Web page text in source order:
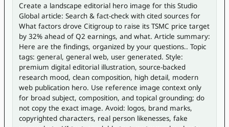
Create a landscape editorial hero image for this Studio
Global article: Search & fact-check with cited sources for
What factors drove Citigroup to raise its TSMC price target
by 32% ahead of Q2 earnings, and what. Article summary:
Here are the findings, organized by your questions.. Topic
tags: general, general web, user generated. Style:
premium digital editorial illustration, source-backed
research mood, clean composition, high detail, modern
web publication hero. Use reference image context only
for broad subject, composition, and topical grounding; do
not copy the exact image. Avoid: logos, brand marks,
copyrighted characters, real person likenesses, fake